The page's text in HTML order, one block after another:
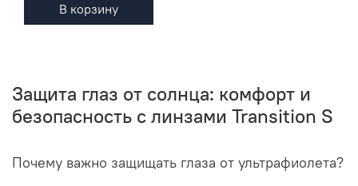
В корзину
Защита глаз от солнца: комфорт и
безопасность с линзами Transition S
Почему важно защищать глаза от ультрафиолета?